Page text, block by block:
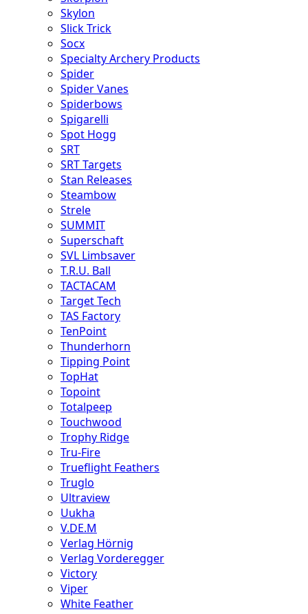
Skylon
Slick Trick
Socx
Specialty Archery Products
Spider
Spider Vanes
Spiderbows
Spigarelli
Spot Hogg
SRT
SRT Targets
Stan Releases
Steambow
Strele
SUMMIT
Superschaft
SVL Limbsaver
T.R.U. Ball
TACTACAM
Target Tech
TAS Factory
TenPoint
Thunderhorn
Tipping Point
TopHat
Topoint
Totalpeep
Touchwood
Trophy Ridge
Tru-Fire
Trueflight Feathers
Truglo
Ultraview
Uukha
V.DE.M
Verlag Hörnig
Verlag Vorderegger
Victory
Viper
White Feather